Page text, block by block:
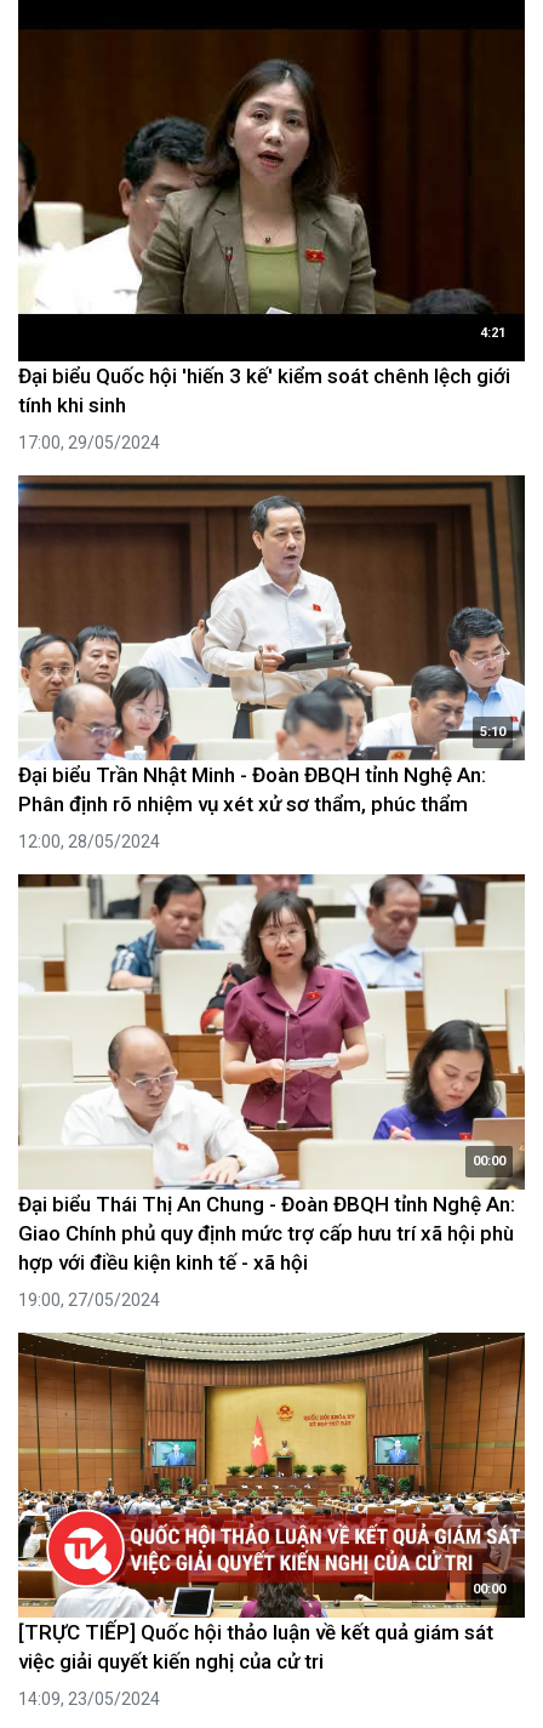
4:21
Đại biểu Quốc hội 'hiến 3 kế' kiểm soát chênh lệch giới
tính khi sinh
17:00, 29/05/2024
5:10
Đại biểu Trần Nhật Minh - Đoàn ĐBQH tỉnh Nghệ An:
Phân định rõ nhiệm vụ xét xử sơ thẩm, phúc thẩm
12:00, 28/05/2024
00:00
Đại biểu Thái Thị An Chung - Đoàn ĐBQH tỉnh Nghệ An:
Giao Chính phủ quy định mức trợ cấp hưu trí xã hội phù
hợp với điều kiện kinh tế - xã hội
19:00, 27/05/2024
00:00
[TRỰC TIẾP] Quốc hội thảo luận về kết quả giám sát
việc giải quyết kiến nghị của cử tri
14:09, 23/05/2024